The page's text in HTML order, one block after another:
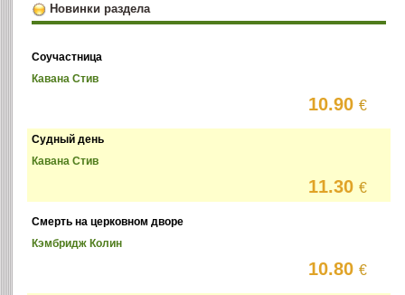
Новинки раздела
Соучастница
Кавана Стив
10.90€
Судный день
Кавана Стив
11.30€
Смерть на церковном дворе
Кэмбридж Колин
10.80€